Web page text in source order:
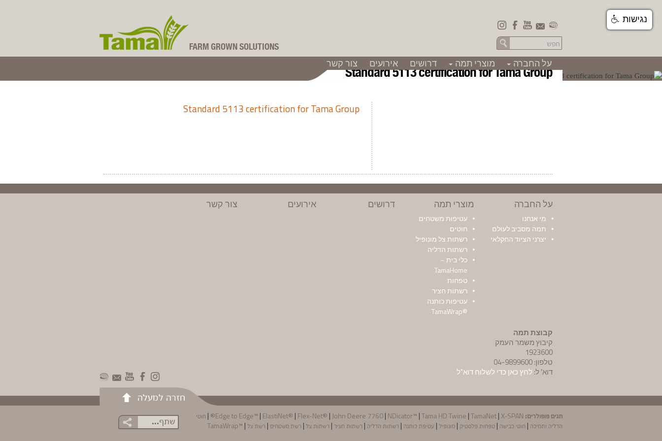
FARM GROWN SOLUTIONS
+ על החברה + מוצרי תמה דרושים אירועים צור קשר
Standard 5113 certification for Tama Group
Standard 5113 certification for Tama Group
על החברה
מי אנחנו
תמה מסביב לעולם
יצרני הציוד החקלאי
מוצרי תמה
עטיפות משטחים
חוטים
רשתות צל מונופיל
רשתות הדליה
כלי בית –
TamaHome
טפחות
רשתות חציר
עטיפות כותנה
®TamaWrap
דרושים אירועים צור קשר
קבוצת תמה
קיבוץ משמר העמק
1923600
טלפון: 04-9899600
דוא′ ל: לחץ כאן כדי לשלוח דוא"ל
חזרה למעלה
שתף... תגים פופולרים: Edge to Edge™ | ElastiNet® | Flex-Net® | John Deere 7760| NDicator™ |Tama HD Twine |TamaNet|X-SPAN®
| חוטי
הדליה ותמיכה | חוטי כבישה | טפחות פלסטיק |מונופיל| עטיפת כותנה | רשתות הדליה | רשתות חציר | רשתות צל| רשת משטחים | רשת צל|
™TamaWrap
נגישות